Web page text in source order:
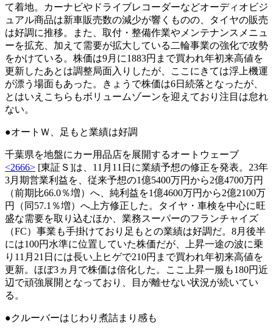
て着地。カーナビやドライブレコーダーなどオーディオビジ
ュアル商品は新車販売数の減少が響くものの、タイヤの販売
は好調に推移。また、取付・整備作業やメンテナンスメニュ
ーを拡充、加えて需要が拡大している二輪事業の強化で攻勢
をかけている。株価は9月に1883円まで買われ年初来高値を
更新したあとは調整局面入りしたが、ここにきては浮上機運
が漂う場面もあった。きょうで株価は6日続落となったが、
とはいえこちらもボリュームゾーンを迎えており注目は怠れ
ない。
●オートＷ、足もと業績は好調
千葉県を地盤にカー用品店を展開するオートウェーブ
<2666> [東証Ｓ]は、11月11日に業績予想の修正を発表。23年
3月期営業利益を、従来予想の1億5400万円から2億4700万円
（前期比66.0％増）へ、純利益を1億4600万円から2億2100万
円（同57.1％増）へ上方修正した。タイヤ・車検を中心に旺
盛な需要を取り込むほか、業務スーパーのフランチャイズ
（FC）事業も手掛けており足もとの業績は好調だ。8月後半
には100円水準に位置していた株価だが、上昇一途の波に乗
り11月21日には長い上ヒゲで210円まで買われ年初来高値を
更新。ほぼ3ヵ月で株価は倍化した。ここ上昇一服も180円近
辺で頑強展開となっており、目が離せない状況が続いてい
る。
●クルーバーはじわり煮詰まり感も